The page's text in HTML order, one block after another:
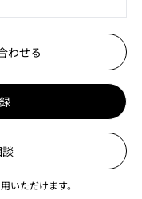
わせる
いただけます。